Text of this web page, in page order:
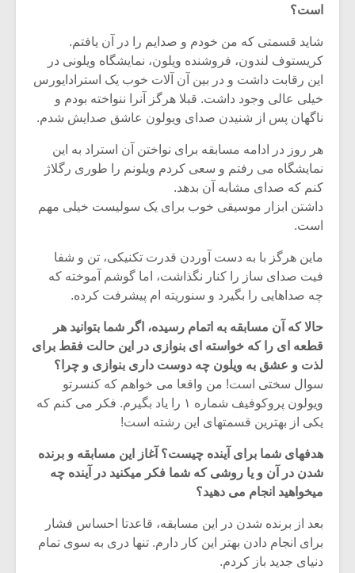
است؟
شاید قسمتی که من خودم و صدایم را در آن یافتم.
کریستوف لندون، فروشنده ویلون، نمایشگاه ویلونی در
این رقابت داشت و در بین آن آلات خوب یک استرادایورس
خیلی عالی وجود داشت. قبلا هرگز آنرا ننواخته بودم و
ناگهان پس از شنیدن صدای ویولون عاشق صدایش شدم.
هر روز در ادامه مسابقه برای نواختن آن استراد به این
نمایشگاه می رفتم و سعی کردم ویلونم را طوری رگلاژ
کنم که صدای مشابه آن بدهد.
داشتن ابزار موسیقی خوب برای یک سولیست خیلی مهم
است.
ماین هرگز با به دست آوردن قدرت تکنیکی، تن و شفا
فیت صدای ساز را کنار نگذاشت، اما گوشم آموخته که
چه صداهایی را بگیرد و سنوریته ام پیشرفت کرده.
حالا که آن مسابقه به اتمام رسیده، اگر شما بتوانید هر
قطعه ای را که خواسته ای بنوازی در این حالت فقط برای
لذت و عشق به ویلون چه دوست داری بنوازی و چرا؟
سوال سختی است! من واقعا می خواهم که کنسرتو
ویولون پروکوفیف شماره ۱ را یاد بگیرم. فکر می کنم که
یکی از بهترین قسمتهای این رشته است!
هدفهای شما برای آینده چیست؟ آغاز این مسابقه و برنده
شدن در آن و یا روشی که شما فکر میکنید در آینده چه
میخواهید انجام می دهید؟
بعد از برنده شدن در این مسابقه، قاعدتا احساس فشار
برای انجام دادن بهتر این کار دارم. تنها دری به سوی تمام
دنیای جدید باز کردم.